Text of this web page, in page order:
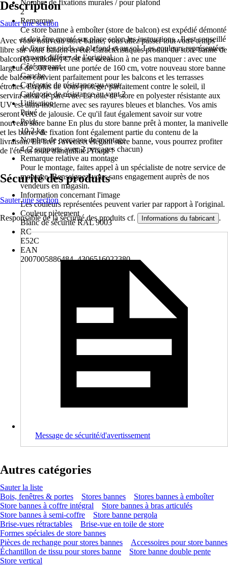
Nombre de fixations murales / pour plafond
2
Remarque
Ce store banne à emboîter (store de balcon) est expédié démonté
et doit être monté sur place selon les instructions., Il est conseillé
de fixer les pieds au plafond et au sol, Les couleurs représentées
peuvent différer de l’original.
Côté menant
Gauche
Catégorie de résistance au vent
Catégorie de résistance au vent 2
Utilisation
Privé
Poids
10,2 kg
Nombre de perçages de montage
4 (2 supports avec 2 perçages chacun)
Remarque relative au montage
Pour le montage, faites appel à un spécialiste de notre service de
montage. Renseignez-vous sans engagement auprès de nos
vendeurs en magasin.
Information concernant l'image
Les couleurs représentées peuvent varier par rapport à l'original.
Couleur piètement
Blanc de sécurité RAL 9003
RC
E52C
EAN
2007005886484, 4306516022380
Description
Sauter une section
Avec votre nouveau store banne, vous allez passer tout votre temps
libre sur votre balcon en été. Caractéristiques produit du store banne de
balcon (à emboîter) C'est une occasion à ne pas manquer : avec une
largeur de 300 cm et une portée de 160 cm, votre nouveau store banne
de balcon convient parfaitement pour les balcons et les terrasses
étroites. En plus de vous protéger parfaitement contre le soleil, il
servira aussi de pare-vue. La toile de store en polyester résistante aux
UV est ultra-moderne avec ses rayures bleues et blanches. Vos amis
seront verts de jalousie. Ce qu'il faut également savoir sur votre
nouveau store banne En plus du store banne prêt à monter, la manivelle
et les barres de fixation font également partie du contenu de la
livraison. En bref : avec cet élégant store banne, vous pourrez profiter
de l'été en toute tranquillité. Youpi !
Sécurité des produits
Sauter une section
Responsable de la sécurité des produits cf. Informations du fabricant .
Message de sécurité/d'avertissement
Autres catégories
Sauter la liste
Bois, fenêtres & portes
Stores bannes
Stores bannes à emboîter
Store bannes à coffre intégral
Store bannes à bras articulés
Store bannes à semi-coffre
Store banne pergola
Brise-vues rétractables
Brise-vue en toile de store
Formes spéciales de store bannes
Pièces de rechange pour stores bannes
Accessoires pour store bannes
Échantillon de tissu pour stores banne
Store banne double pente
Store vertical